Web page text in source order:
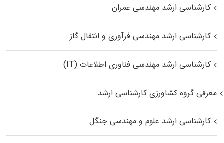
کارشناسی ارشد مهندسی عمران
کارشناسی ارشد مهندسی فرآوری و انتقال گاز
کارشناسی ارشد مهندسی فناوری اطلاعات (IT)
معرفی گروه کشاورزی کارشناسی ارشد
کارشناسی ارشد علوم و مهندسی جنگل